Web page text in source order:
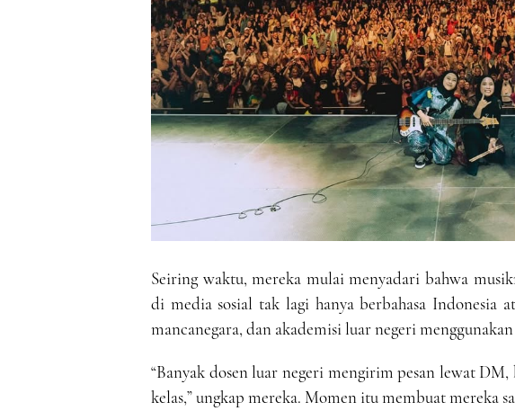
Seiring waktu, mereka mulai menyadari bahwa
di media sosial tak lagi hanya berbahasa Indonesia
mancanegara, dan akademisi luar negeri
“Banyak dosen luar negeri mengirim pesan lewat
kelas,” ungkap mereka. Momen itu membuat mereka